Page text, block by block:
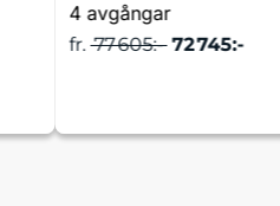
4 avgångar
fr. 77 605:- 72 745:-